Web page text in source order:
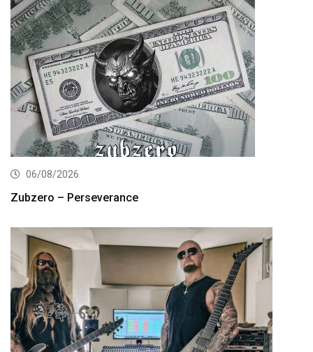
06/08/2026
Zubzero – Perseverance